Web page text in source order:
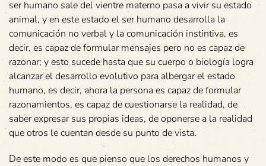
ser humano sale del vientre materno pasa a vivir su estado
animal, y en este estado el ser humano desarrolla la
comunicación no verbal y la comunicación instintiva, es
decir, es capaz de formular mensajes pero no es capaz de
razonar; y esto sucede hasta que su cuerpo o biología logra
alcanzar el desarrollo evolutivo para albergar el estado
humano, es decir, ahora la persona es capaz de formular
razonamientos, es capaz de cuestionarse la realidad, de
saber expresar sus propias ideas, de oponerse a la realidad
que otros le cuentan desde su punto de vista.
De este modo es que pienso que los derechos humanos y